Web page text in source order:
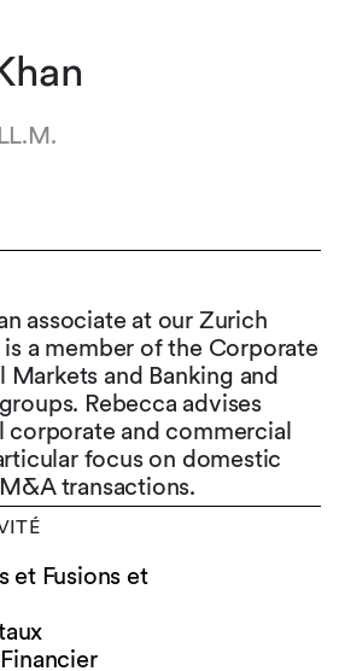
associate at our Zurich
a member of the Corporate
and Banking and
Rebecca advises
corporate and commercial
focus on domestic
transactions.
et Fusions et